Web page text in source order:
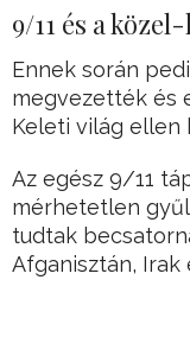
9/11 és a
Ennek során
megvezették és
Keleti világ ellen
Az egész 9/11
mérhetetlen
tudtak
Afganisztán, Irak